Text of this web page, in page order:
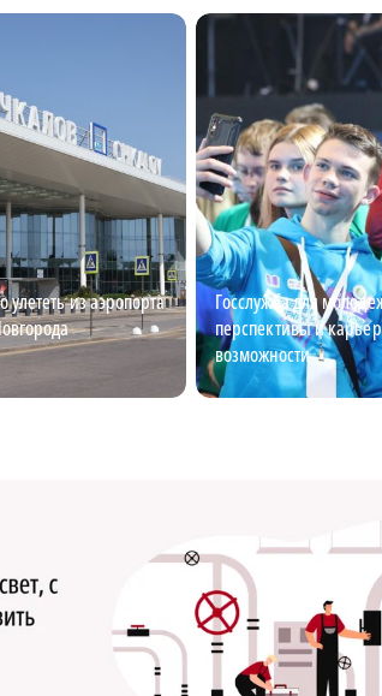
улететь из аэропорта
Госслужба для
перспективы и
возможности